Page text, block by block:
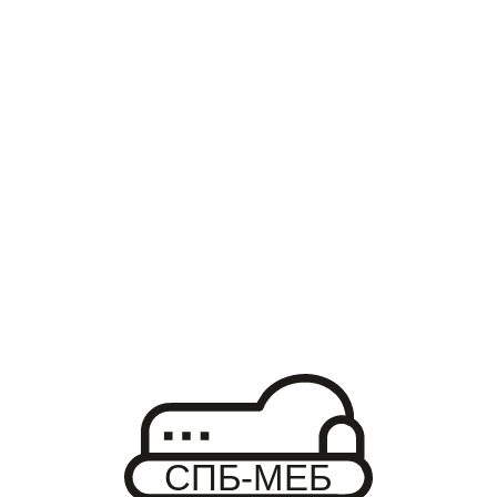
ДЕТСКАЯ КРОВАТКА К6